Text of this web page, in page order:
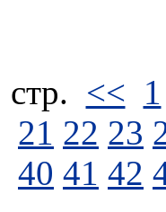
стp. << 1
21 22 23
40 41 42